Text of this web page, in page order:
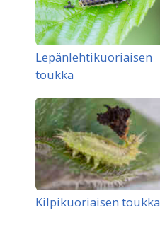
Lepänlehtikuoriaisen
toukka
Kilpikuoriaisen toukka